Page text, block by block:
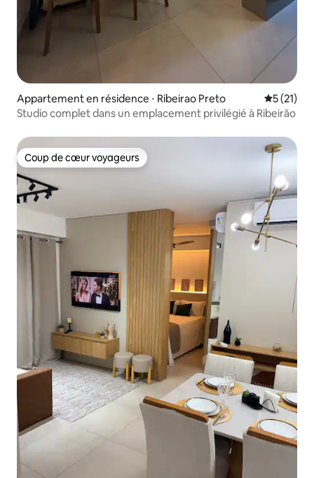
Appartement en résidence ⋅ Ribeirao Preto
5 (21)
Studio complet dans un emplacement privilégié à Ribeirão
Coup de cœur voyageurs
Coup de cœur voyageurs